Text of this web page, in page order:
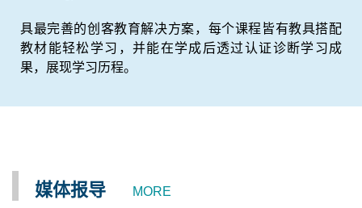
具最完善的创客教育解决方案，每个课程皆有教具搭配
教材能轻松学习，并能在学成后透过认证诊断学习成
果，展现学习历程。
媒体报导 MORE